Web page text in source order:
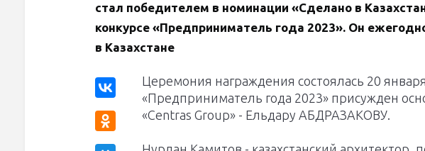
стал победителем в номинации «Сделано в
конкурсе «Предприниматель года 2023». Он
в Казахстане
Церемония награждения состоялась 20
«Предприниматель года 2023» присужден
«Centras Group» - Ельдару АБДРАЗАКОВУ.